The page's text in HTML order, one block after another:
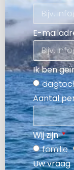
E-
Ik ben
Aantal
Wij zijn
familie
Uw vraag